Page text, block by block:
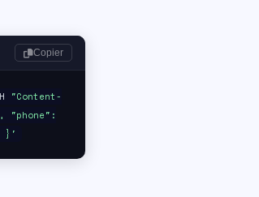
Copier
"Content-
"phone":
}'